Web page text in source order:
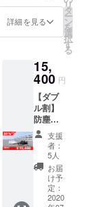
売価格
が販売
可能性
もござ
いま
す。 ※
デザイ
ン・仕
様は変
更にな
る可能
性もご
ざいま
す。ご
了承く
費税込
み） ※
海外発
送は対
おりま
せん。
［一般
販売予
定価格
11,000
円（税
込）］
※皆様の
ご支援
により
量産効
率が向
詳細を見る
リ
タ
ー
ン
を
選
択
す
る
15,
400 円
【ダブ
ル割】
防塵防
水ス
ニー
カー
x2
30％OF
15,400
支援
者：
5人
お届
け予
定：
2020